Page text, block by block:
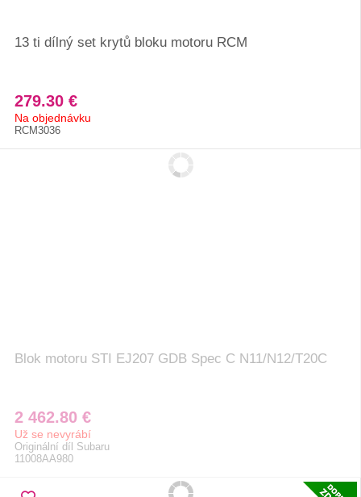
13 ti dílný set krytů bloku motoru RCM
279.30 €
Na objednávku
RCM3036
Blok motoru STI EJ207 GDB Spec C N11/N12/T20C
2 462.80 €
Už se nevyrábí
Originální díl Subaru
11008AA980